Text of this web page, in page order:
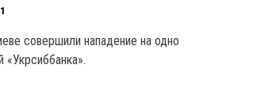
совершили нападение на одно
«Укрсиббанка».